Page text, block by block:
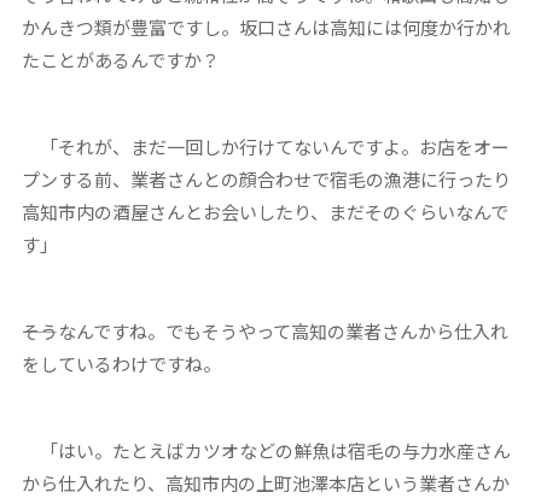
かんきつ類が豊富ですし。坂口さんは高知には何度か行かれ
たことがあるんですか？
「それが、まだ一回しか行けてないんですよ。お店をオー
プンする前、業者さんとの顔合わせで宿毛の漁港に行ったり
高知市内の酒屋さんとお会いしたり、まだそのぐらいなんで
す」
――そうなんですね。でもそうやって高知の業者さんから仕入れ
をしているわけですね。
「はい。たとえばカツオなどの鮮魚は宿毛の与力水産さん
から仕入れたり、高知市内の上町池澤本店という業者さんか